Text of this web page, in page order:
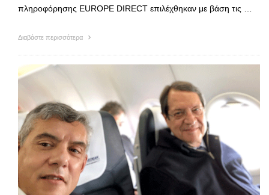
πληροφόρησης EUROPE DIRECT επιλέχθηκαν με βάση τις …
Διαβάστε περισσότερα